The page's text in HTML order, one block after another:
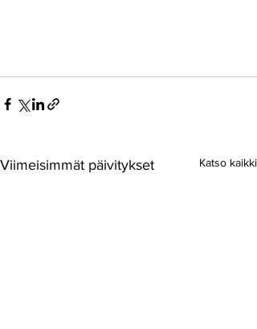
Viimeisimmät päivitykset Katso kaikki